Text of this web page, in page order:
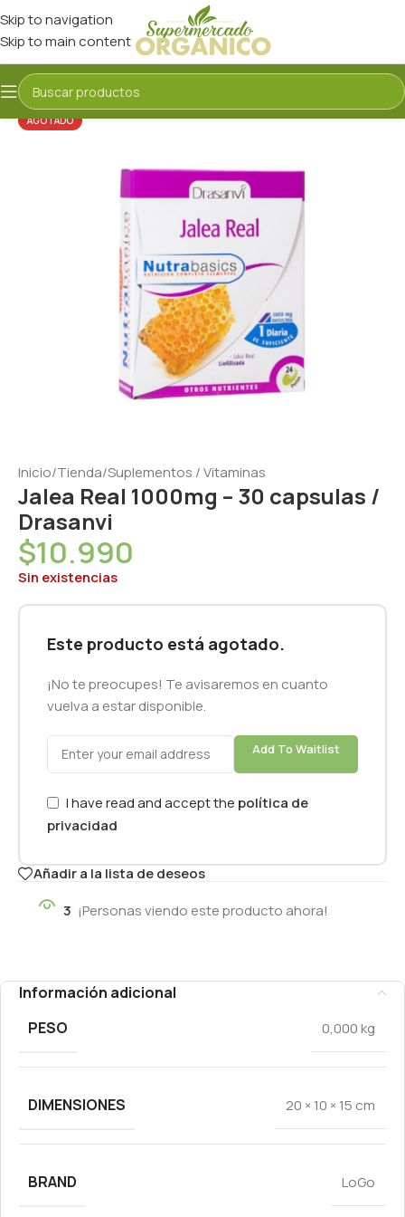
Skip to navigation
Skip to main content
AGOTADO
Inicio/Tienda/Suplementos / Vitaminas
Jalea Real 1000mg – 30 capsulas /
Drasanvi
$10.990
Sin existencias
Este producto está agotado.
¡No te preocupes! Te avisaremos en cuanto
vuelva a estar disponible.
Add To Waitlist
I have read and accept the política de
privacidad
Añadir a la lista de deseos
3 ¡Personas viendo este producto ahora!
Información adicional
PESO
0,000 kg
DIMENSIONES 20 × 10 × 15 cm
BRAND LoGo